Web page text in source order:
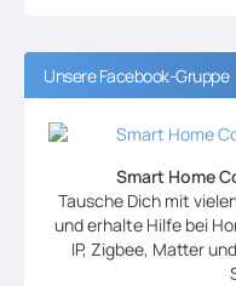
Unsere Facebook-Gruppe
Smart Home
Tausche Dich mit
und erhalte Hilfe bei
IP, Zigbee, Matter